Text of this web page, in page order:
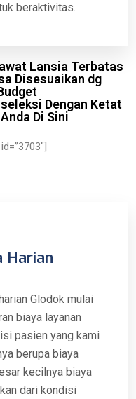
beraktivitas.
Lansia Terbatas
Disesuaikan dg
Dengan Ketat
Di Sini
Harian
Glodok mulai
biaya layanan
pasien yang kami
berupa biaya
kecilnya biaya
dari kondisi